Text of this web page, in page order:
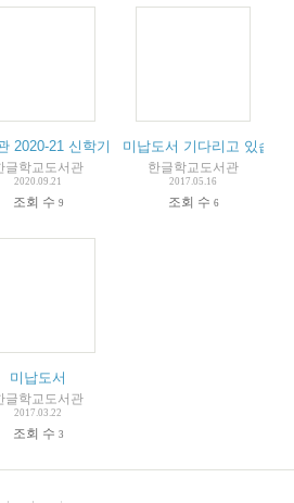
서2020-21 신학기 이용 안내 제한
글학교도서관
2020.09.21
조회 수 9
미납도서 기다리고 있습니
한글학교도서관
2017.05.16
조회 수 6
미납도서
글학교도서관
2017.03.22
조회 수 3